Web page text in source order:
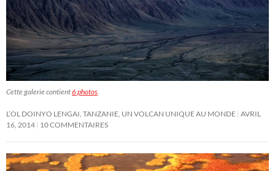
Cette galerie contient6 photos
L’OL DOINYO LENGAI, TANZANIE, UN VOLCAN UNIQUE AU MONDE AVRIL
16, 2014 10 COMMENTAIRES